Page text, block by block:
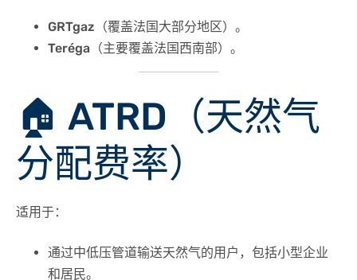
GRTgaz （覆盖法国大部分地区）。
Teréga （主要覆盖法国西南部）。
🏠 ATRD（天然气
分配费率）
适用于：
通过中低压管道输送天然气的用户，包括小型企业
和居民。